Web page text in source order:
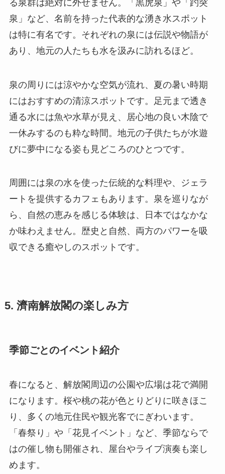
る泉群は絶対に外せません。「黒虎泉」や「趵突
泉」など、名前を持った代表的な湧き水スポット
は特に有名です。それぞれの泉には伝説や物語が
あり、地元の人たちも水を汲みに訪れるほど。
泉の周りには涼やかな空気が流れ、夏の暑い時期
にはおすすめの清涼スポットです。足元まで透き
通る水には魚や水草が見え、居心地の良い木陰で
一休みするのも粋な時間。地元の子供たちが水遊
びに夢中になる姿も見どころのひとつです。
周囲には泉の水を使った伝統的な料理や、ジェラ
ートを提供するカフェもあります。泉を巡りなが
ら、自然の恵みを感じる体験は、日本ではなかな
か味わえません。歴史と自然、両方のパワーを吸
収できる癒やしのスポットです。
5. 濟南解放閣の楽しみ方
季節ごとのイベント紹介
春になると、解放閣周辺の公園や広場は花で満開
になります。桜や桃の花が色とりどりに咲きほこ
り、多くの地元住民や観光客でにぎわいます。
「春祭り」や「花見イベント」など、季節ならで
はの催し物も開催され、屋台やライブ演奏も楽し
めます。